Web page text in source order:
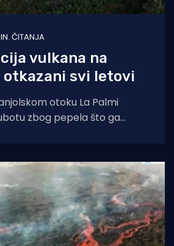
ČITANJA
vulkana na
otkazani svi letovi
otoku La Palmi
zbog pepela što ga